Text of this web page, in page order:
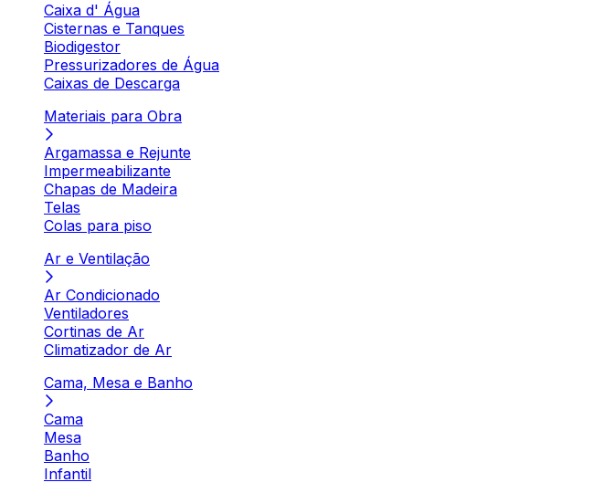
Caixa d' Água
Cisternas e Tanques
Biodigestor
Pressurizadores de Água
Caixas de Descarga
Materiais para Obra
Argamassa e Rejunte
Impermeabilizante
Chapas de Madeira
Telas
Colas para piso
Ar e Ventilação
Ar Condicionado
Ventiladores
Cortinas de Ar
Climatizador de Ar
Cama, Mesa e Banho
Cama
Mesa
Banho
Infantil